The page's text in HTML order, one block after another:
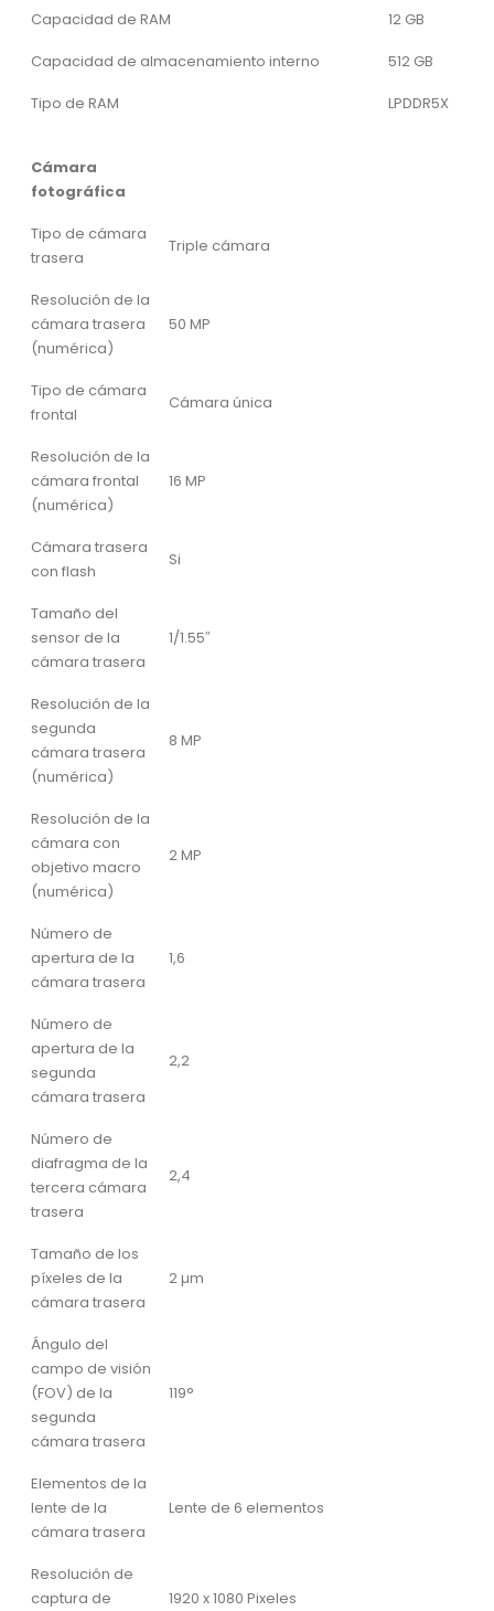
Capacidad de RAM
12 GB
Capacidad de almacenamiento interno
512 GB
Tipo de RAM
LPDDR5X
Cámara
fotográfica
Tipo de cámara
trasera
Triple cámara
Resolución de la
cámara trasera
(numérica)
50 MP
Tipo de cámara
frontal
Cámara única
Resolución de la
cámara frontal
(numérica)
16 MP
Cámara trasera
con flash
Si
Tamaño del
sensor de la
cámara trasera
1/1.55″
Resolución de la
segunda
cámara trasera
(numérica)
8 MP
Resolución de la
cámara con
objetivo macro
(numérica)
2 MP
Número de
apertura de la
cámara trasera
1,6
Número de
apertura de la
segunda
cámara trasera
2,2
Número de
diafragma de la
tercera cámara
trasera
2,4
Tamaño de los
píxeles de la
cámara trasera
2 µm
Ángulo del
campo de visión
(FOV) de la
segunda
cámara trasera
119°
Elementos de la
lente de la
cámara trasera
Lente de 6 elementos
Resolución de
captura de
1920 x 1080 Pixeles